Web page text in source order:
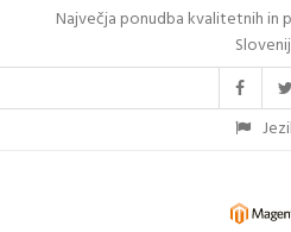
Največja ponudba kvalitetnih in